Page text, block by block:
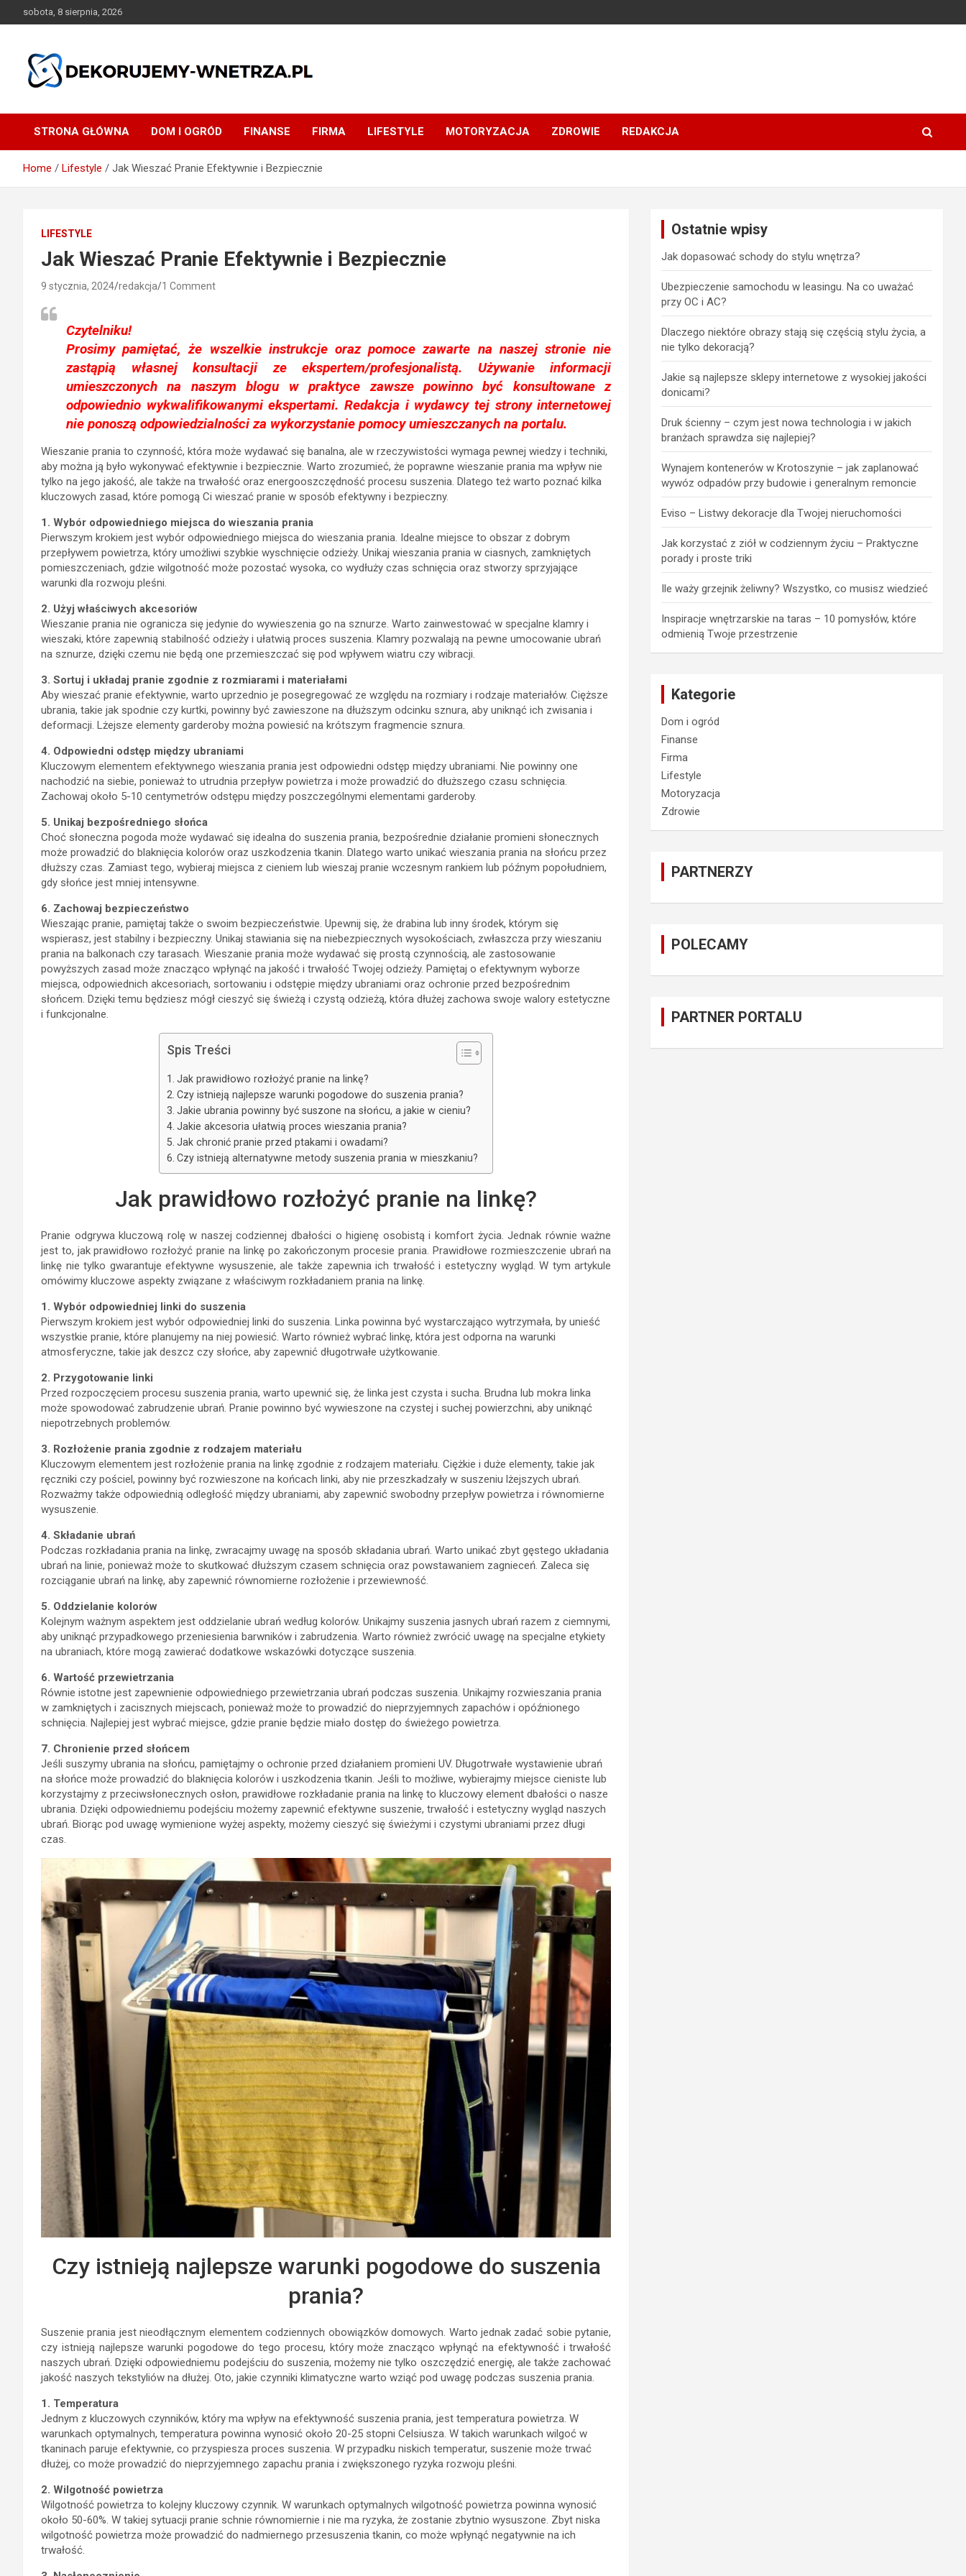
to
sobota, 8 sierpnia, 2026
dekorujemy-wnetrza.pl
STRONA GŁÓWNA DOM I OGRÓD FINANSE FIRMA LIFESTYLE MOTORYZACJA ZDROWIE REDAKCJA
Home Lifestyle Jak Wieszać Pranie Efektywnie i Bezpiecznie
LIFESTYLE
Jak Wieszać Pranie Efektywnie i Bezpiecznie
9 stycznia, 2024 redakcja 1 Comment
Czytelniku!
Prosimy pamiętać, że wszelkie instrukcje oraz pomoce zawarte na naszej stronie nie
zastąpią własnej konsultacji ze ekspertem/profesjonalistą. Używanie informacji
umieszczonych na naszym blogu w praktyce zawsze powinno być konsultowane z
odpowiednio wykwalifikowanymi ekspertami. Redakcja i wydawcy tej strony internetowej
nie ponoszą odpowiedzialności za wykorzystanie pomocy umieszczanych na portalu.
Wieszanie prania to czynność, która może wydawać się banalna, ale w rzeczywistości wymaga pewnej wiedzy i techniki,
aby można ją było wykonywać efektywnie i bezpiecznie. Warto zrozumieć, że poprawne wieszanie prania ma wpływ nie
tylko na jego jakość, ale także na trwałość oraz energooszczędność procesu suszenia. Dlatego też warto poznać kilka
kluczowych zasad, które pomogą Ci wieszać pranie w sposób efektywny i bezpieczny.
1. Wybór odpowiedniego miejsca do wieszania prania
Pierwszym krokiem jest wybór odpowiedniego miejsca do wieszania prania. Idealne miejsce to obszar z dobrym
przepływem powietrza, który umożliwi szybkie wyschnięcie odzieży. Unikaj wieszania prania w ciasnych, zamkniętych
pomieszczeniach, gdzie wilgotność może pozostać wysoka, co wydłuży czas schnięcia oraz stworzy sprzyjające
warunki dla rozwoju pleśni.
2. Użyj właściwych akcesoriów
Wieszanie prania nie ogranicza się jedynie do wywieszenia go na sznurze. Warto zainwestować w specjalne klamry i
wieszaki, które zapewnią stabilność odzieży i ułatwią proces suszenia. Klamry pozwalają na pewne umocowanie ubrań
na sznurze, dzięki czemu nie będą one przemieszczać się pod wpływem wiatru czy wibracji.
3. Sortuj i układaj pranie zgodnie z rozmiarami i materiałami
Aby wieszać pranie efektywnie, warto uprzednio je posegregować ze względu na rozmiary i rodzaje materiałów. Cięższe
ubrania, takie jak spodnie czy kurtki, powinny być zawieszone na dłuższym odcinku sznura, aby uniknąć ich zwisania i
deformacji. Lżejsze elementy garderoby można powiesić na krótszym fragmencie sznura.
4. Odpowiedni odstęp między ubraniami
Kluczowym elementem efektywnego wieszania prania jest odpowiedni odstęp między ubraniami. Nie powinny one
nachodzić na siebie, ponieważ to utrudnia przepływ powietrza i może prowadzić do dłuższego czasu schnięcia.
Zachowaj około 5-10 centymetrów odstępu między poszczególnymi elementami garderoby.
5. Unikaj bezpośredniego słońca
Choć słoneczna pogoda może wydawać się idealna do suszenia prania, bezpośrednie działanie promieni słonecznych
może prowadzić do blaknięcia kolorów oraz uszkodzenia tkanin. Dlatego warto unikać wieszania prania na słońcu przez
dłuższy czas. Zamiast tego, wybieraj miejsca z cieniem lub wieszaj pranie wczesnym rankiem lub późnym popołudniem,
gdy słońce jest mniej intensywne.
6. Zachowaj bezpieczeństwo
Wieszając pranie, pamiętaj także o swoim bezpieczeństwie. Upewnij się, że drabina lub inny środek, którym się
wspierasz, jest stabilny i bezpieczny. Unikaj stawiania się na niebezpiecznych wysokościach, zwłaszcza przy wieszaniu
prania na balkonach czy tarasach. Wieszanie prania może wydawać się prostą czynnością, ale zastosowanie
powyższych zasad może znacząco wpłynąć na jakość i trwałość Twojej odzieży. Pamiętaj o efektywnym wyborze
miejsca, odpowiednich akcesoriach, sortowaniu i odstępie między ubraniami oraz ochronie przed bezpośrednim
słońcem. Dzięki temu będziesz mógł cieszyć się świeżą i czystą odzieżą, która dłużej zachowa swoje walory estetyczne
i funkcjonalne.
Spis Treści
Jak prawidłowo rozłożyć pranie na linkę?
Czy istnieją najlepsze warunki pogodowe do suszenia prania?
Jakie ubrania powinny być suszone na słońcu, a jakie w cieniu?
Jakie akcesoria ułatwią proces wieszania prania?
Jak chronić pranie przed ptakami i owadami?
Czy istnieją alternatywne metody suszenia prania w mieszkaniu?
Jak prawidłowo rozłożyć pranie na linkę?
Pranie odgrywa kluczową rolę w naszej codziennej dbałości o higienę osobistą i komfort życia. Jednak równie ważne
jest to, jak prawidłowo rozłożyć pranie na linkę po zakończonym procesie prania. Prawidłowe rozmieszczenie ubrań na
linkę nie tylko gwarantuje efektywne wysuszenie, ale także zapewnia ich trwałość i estetyczny wygląd. W tym artykule
omówimy kluczowe aspekty związane z właściwym rozkładaniem prania na linkę.
1. Wybór odpowiedniej linki do suszenia
Pierwszym krokiem jest wybór odpowiedniej linki do suszenia. Linka powinna być wystarczająco wytrzymała, by unieść
wszystkie pranie, które planujemy na niej powiesić. Warto również wybrać linkę, która jest odporna na warunki
atmosferyczne, takie jak deszcz czy słońce, aby zapewnić długotrwałe użytkowanie.
2. Przygotowanie linki
Przed rozpoczęciem procesu suszenia prania, warto upewnić się, że linka jest czysta i sucha. Brudna lub mokra linka
może spowodować zabrudzenie ubrań. Pranie powinno być wywieszone na czystej i suchej powierzchni, aby uniknąć
niepotrzebnych problemów.
3. Rozłożenie prania zgodnie z rodzajem materiału
Kluczowym elementem jest rozłożenie prania na linkę zgodnie z rodzajem materiału. Ciężkie i duże elementy, takie jak
ręczniki czy pościel, powinny być rozwieszone na końcach linki, aby nie przeszkadzały w suszeniu lżejszych ubrań.
Rozważmy także odpowiednią odległość między ubraniami, aby zapewnić swobodny przepływ powietrza i równomierne
wysuszenie.
4. Składanie ubrań
Podczas rozkładania prania na linkę, zwracajmy uwagę na sposób składania ubrań. Warto unikać zbyt gęstego układania
ubrań na linie, ponieważ może to skutkować dłuższym czasem schnięcia oraz powstawaniem zagnieceń. Zaleca się
rozciąganie ubrań na linkę, aby zapewnić równomierne rozłożenie i przewiewność.
5. Oddzielanie kolorów
Kolejnym ważnym aspektem jest oddzielanie ubrań według kolorów. Unikajmy suszenia jasnych ubrań razem z ciemnymi,
aby uniknąć przypadkowego przeniesienia barwników i zabrudzenia. Warto również zwrócić uwagę na specjalne etykiety
na ubraniach, które mogą zawierać dodatkowe wskazówki dotyczące suszenia.
6. Wartość przewietrzania
Równie istotne jest zapewnienie odpowiedniego przewietrzania ubrań podczas suszenia. Unikajmy rozwieszania prania
w zamkniętych i zacisznych miejscach, ponieważ może to prowadzić do nieprzyjemnych zapachów i opóźnionego
schnięcia. Najlepiej jest wybrać miejsce, gdzie pranie będzie miało dostęp do świeżego powietrza.
7. Chronienie przed słońcem
Jeśli suszymy ubrania na słońcu, pamiętajmy o ochronie przed działaniem promieni UV. Długotrwałe wystawienie ubrań
na słońce może prowadzić do blaknięcia kolorów i uszkodzenia tkanin. Jeśli to możliwe, wybierajmy miejsce cieniste lub
korzystajmy z przeciwsłonecznych osłon, prawidłowe rozkładanie prania na linkę to kluczowy element dbałości o nasze
ubrania. Dzięki odpowiedniemu podejściu możemy zapewnić efektywne suszenie, trwałość i estetyczny wygląd naszych
ubrań. Biorąc pod uwagę wymienione wyżej aspekty, możemy cieszyć się świeżymi i czystymi ubraniami przez długi
czas.
Czy istnieją najlepsze warunki pogodowe do suszenia
prania?
Suszenie prania jest nieodłącznym elementem codziennych obowiązków domowych. Warto jednak zadać sobie pytanie,
czy istnieją najlepsze warunki pogodowe do tego procesu, który może znacząco wpłynąć na efektywność i trwałość
naszych ubrań. Dzięki odpowiedniemu podejściu do suszenia, możemy nie tylko oszczędzić energię, ale także zachować
jakość naszych tekstyliów na dłużej. Oto, jakie czynniki klimatyczne warto wziąć pod uwagę podczas suszenia prania.
1. Temperatura
Jednym z kluczowych czynników, który ma wpływ na efektywność suszenia prania, jest temperatura powietrza. W
warunkach optymalnych, temperatura powinna wynosić około 20-25 stopni Celsiusza. W takich warunkach wilgoć w
tkaninach paruje efektywnie, co przyspiesza proces suszenia. W przypadku niskich temperatur, suszenie może trwać
dłużej, co może prowadzić do nieprzyjemnego zapachu prania i zwiększonego ryzyka rozwoju pleśni.
2. Wilgotność powietrza
Wilgotność powietrza to kolejny kluczowy czynnik. W warunkach optymalnych wilgotność powietrza powinna wynosić
około 50-60%. W takiej sytuacji pranie schnie równomiernie i nie ma ryzyka, że zostanie zbytnio wysuszone. Zbyt niska
wilgotność powietrza może prowadzić do nadmiernego przesuszenia tkanin, co może wpłynąć negatywnie na ich
trwałość.
Ostatnie wpisy
Jak dopasować schody do stylu wnętrza?
Ubezpieczenie samochodu w leasingu. Na co uważać
przy OC i AC?
Dlaczego niektóre obrazy stają się częścią stylu życia, a
nie tylko dekoracją?
Jakie są najlepsze sklepy internetowe z wysokiej jakości
donicami?
Druk ścienny – czym jest nowa technologia i w jakich
branżach sprawdza się najlepiej?
Wynajem kontenerów w Krotoszynie – jak zaplanować
wywóz odpadów przy budowie i generalnym remoncie
Eviso – Listwy dekoracje dla Twojej nieruchomości
Jak korzystać z ziół w codziennym życiu – Praktyczne
porady i proste triki
Ile waży grzejnik żeliwny? Wszystko, co musisz wiedzieć
Inspiracje wnętrzarskie na taras – 10 pomysłów, które
odmienią Twoje przestrzenie
Kategorie
Dom i ogród
Finanse
Firma
Lifestyle
Motoryzacja
Zdrowie
PARTNERZY
POLECAMY
PARTNER PORTALU